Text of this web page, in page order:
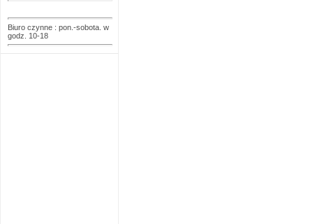
Biuro czynne : pon.-sobota. w
godz. 10-18